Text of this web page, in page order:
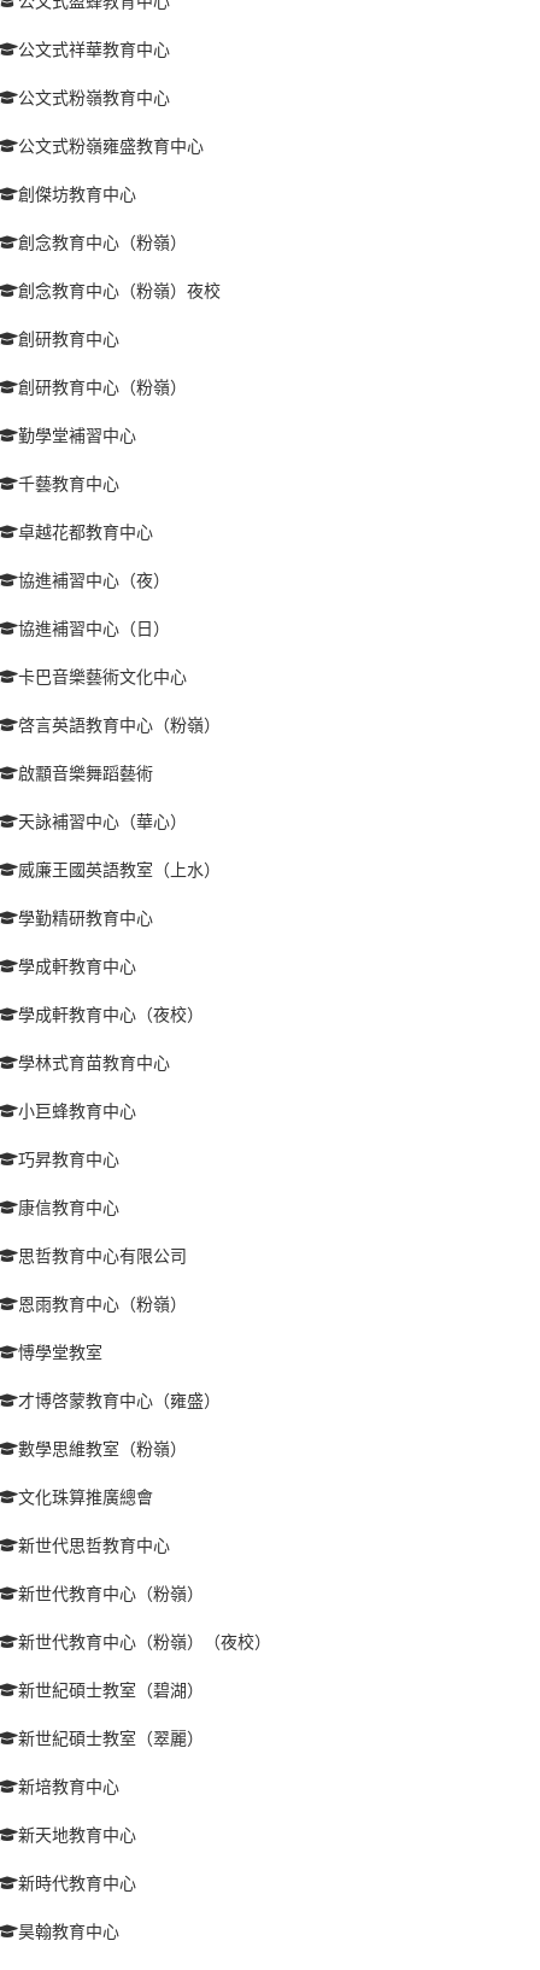
公文式祥華教育中心
公文式粉嶺教育中心
公文式粉嶺雍盛教育中心
創傑坊教育中心
創念教育中心（粉嶺）
創念教育中心（粉嶺）夜校
創研教育中心
創研教育中心（粉嶺）
勤學堂補習中心
千藝教育中心
卓越花都教育中心
協進補習中心（夜）
協進補習中心（日）
卡巴音樂藝術文化中心
啓言英語教育中心（粉嶺）
啟顬音樂舞蹈藝術
天詠補習中心（華心）
威廉王國英語教室（上水）
學勤精研教育中心
學成軒教育中心
學成軒教育中心（夜校）
學林式育苗教育中心
小巨蜂教育中心
巧昇教育中心
康信教育中心
思哲教育中心有限公司
恩雨教育中心（粉嶺）
愽學堂教室
才博啓蒙教育中心（雍盛）
數學思維教室（粉嶺）
文化珠算推廣總會
新世代思哲教育中心
新世代教育中心（粉嶺）
新世代教育中心（粉嶺）（夜校）
新世紀碩士教室（碧湖）
新世紀碩士教室（翠麗）
新培教育中心
新天地教育中心
新時代教育中心
昊翰教育中心